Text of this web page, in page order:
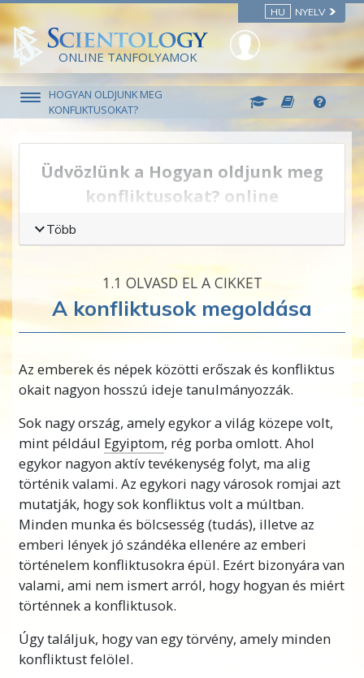
HU NYELV
ONLINE TANFOLYAMOK
HOGYAN OLDJUNK MEG
KONFLIKTUSOKAT?
Üdvözlünk a Hogyan oldjunk meg
konfliktusokat? online
Valamilyen ismeretlen okból két ember
hirtelen
megpróbáljuk megoldani a zaklatottságot,
bármit teszünk, hogy segítsünk nekik, a
Egy házaspár, úgy tűnik, jól megvan, de aztán
egy nap elkezdenek vitatkozni, és kritizálják
egymást. Úgy tűnik, ez sehogy sem oldódik
meg, akármilyen kísérletek történnek a
megoldására. A házasság felbomlik, és
válással végződik.
Ezután azt olvassuk, hogy két ország hirtelen
konfliktusba kerül egymással, amiből háború
lesz. Emberek halnak meg, és sok a szenvedés,
de úgy tűnik, senki sem érti, hogy mi indította
el a konfliktust, vagy miért. Egyszerűen nem
Több
1.‎1 OLVASD EL A CIKKET
A konfliktusok megoldása
Az emberek és népek közötti erőszak és konfliktus
okait nagyon hosszú ideje tanulmányozzák.
Sok nagy ország, amely egykor a világ közepe volt,
mint például Egyiptom, rég porba omlott. Ahol
egykor nagyon aktív tevékenység folyt, ma alig
történik valami. Az egykori nagy városok romjai azt
mutatják, hogy sok konfliktus volt a múltban.
Minden munka és bölcsesség (tudás), illetve az
emberi lények jó szándéka ellenére az emberi
történelem konfliktusokra épül. Ezért bizonyára van
valami, ami nem ismert arról, hogy hogyan és miért
történnek a konfliktusok.
Úgy találjuk, hogy van egy törvény, amely minden
konfliktust felölel.